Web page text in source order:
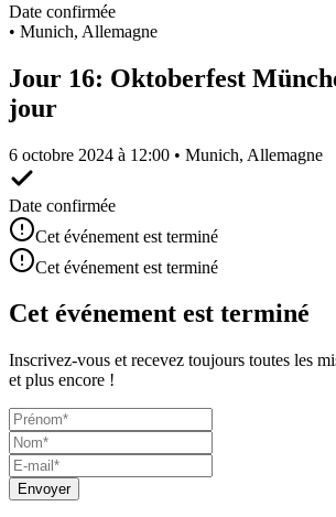
Date confirmée
• Munich, Allemagne
Jour 16: Oktoberfest
jour
6 octobre 2024 à 12:00 • Munich, Allemagne
Date confirmée
Cet événement est terminé
Cet événement est terminé
Cet événement est terminé
Inscrivez-vous et recevez toujours toutes les
et plus encore !
Envoyer